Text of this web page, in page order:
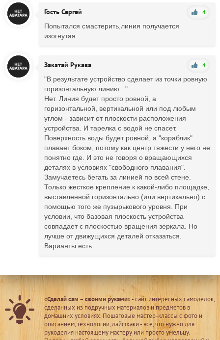
Гость Сергей 4
Попытался смастерить,линия получается
изогнутая
Закатай Рукава 4
"В результате устройство сделает из точки ровную
горизонтальную линию..."
Нет. Линия будет просто ровной, а
горизонтальной, вертикальной или под любым
углом - зависит от плоскости расположения
устройства. И тарелка с водой не спасет.
Поверхность воды будет ровной, а "кораблик"
плавает боком, потому как центр тяжести у него не
понятно где. И это не говоря о вращающихся
деталях в условиях "свободного плавания".
Замучаетесь бегать за линией по всей стене.
Только жесткое крепление к какой-либо площадке,
выставленной горизонтально (или вертикально) с
помощью того же пузырькового уровня. При
условии, что базовая плоскость устройства
совпадает с плоскостью вращения зеркала. Но
лучше от движущихся деталей отказаться.
Варианты есть.
«Сделай сам – своими руками» - сайт интересных самоделок,
сделанных из подручных материалов и предметов в
домашних условиях. Пошаговые мастер-классы с фото и
описанием, технологии, лайфхаки - все, что нужно для
рукоделия настоящему мастеру или просто умельцу.